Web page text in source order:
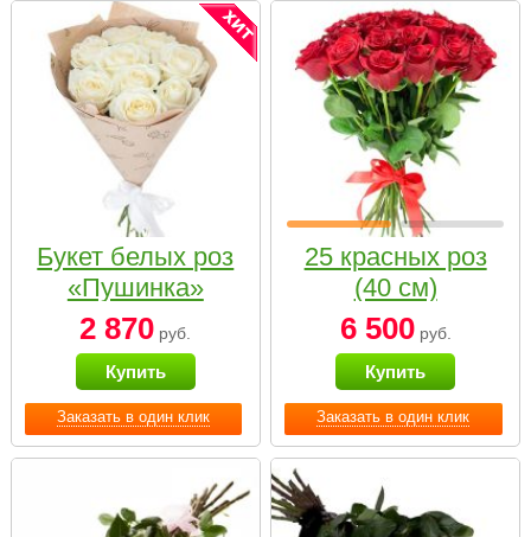
Заказать в один клик
Букет белых роз
«Пушинка»
2 870 руб.
Купить
Заказать в один клик
25 красных роз
(40 см)
6 500руб.
Купить